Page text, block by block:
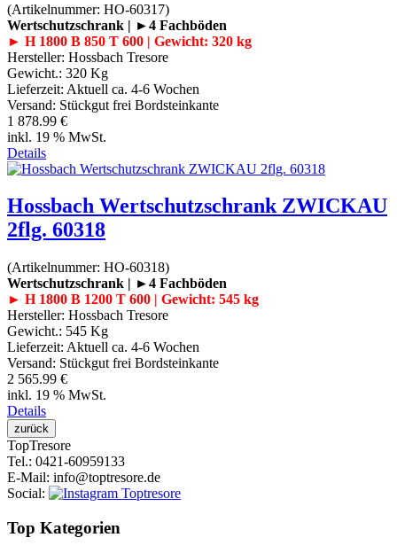
(Artikelnummer: HO-60317)
Wertschutzschrank | ►4 Fachböden
► H 1800 B 850 T 600 | Gewicht: 320 kg
Hersteller: Hossbach Tresore
Gewicht.: 320 Kg
Lieferzeit: Aktuell ca. 4-6 Wochen
Versand: Stückgut frei Bordsteinkante
1 878.99 €
inkl. 19 % MwSt.
Details
Hossbach Wertschutzschrank ZWICKAU
2flg. 60318
(Artikelnummer: HO-60318)
Wertschutzschrank | ►4 Fachböden
► H 1800 B 1200 T 600 | Gewicht: 545 kg
Hersteller: Hossbach Tresore
Gewicht.: 545 Kg
Lieferzeit: Aktuell ca. 4-6 Wochen
Versand: Stückgut frei Bordsteinkante
2 565.99 €
inkl. 19 % MwSt.
Details
TopTresore
Tel.: 0421-60959133
E-Mail: info@toptresore.de
Social:
Top Kategorien